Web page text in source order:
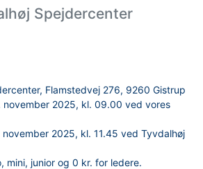
Spejdercenter
Flamstedvej 276, 9260 Gistrup
november 2025, kl. 09.00 ved vores
2025, kl. 11.45 ved Tyvdalhøj
mini, junior og 0 kr. for ledere.